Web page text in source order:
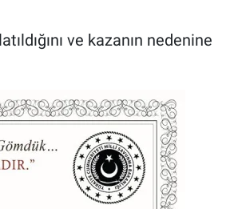
ve kazanın nedenine